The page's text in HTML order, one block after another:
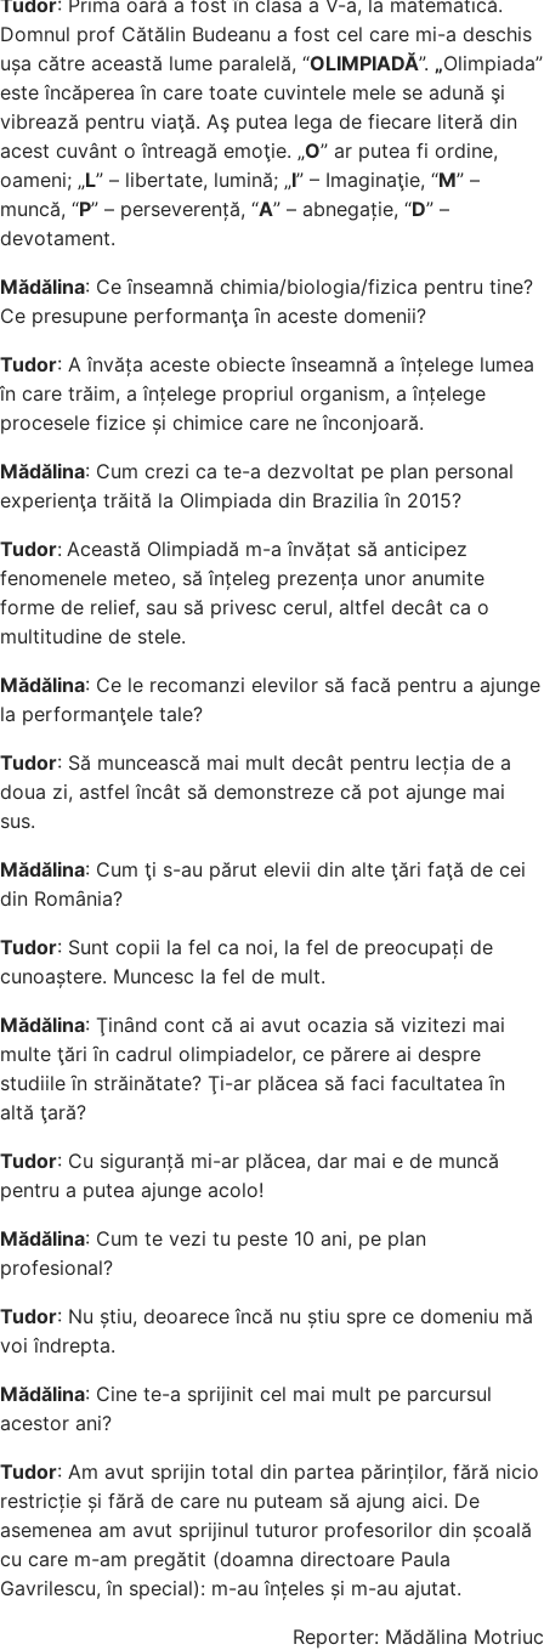
Domnul prof Cătălin Budeanu a fost cel care mi-a deschis
ușa către această lume paralelă, “OLIMPIADĂ”. „Olimpiada”
este încăperea în care toate cuvintele mele se adună şi
vibrează pentru viaţă. Aş putea lega de fiecare literă din
acest cuvânt o întreagă emoţie. „O” ar putea fi ordine,
oameni; „L” – libertate, lumină; „I” – Imaginaţie, “M” –
muncă, “P” – perseverență, “A” – abnegație, “D” –
devotament.
Mădălina: Ce ȋnseamnă chimia/biologia/fizica pentru tine?
Ce presupune performanţa ȋn aceste domenii?
Tudor: A învăța aceste obiecte înseamnă a înțelege lumea
în care trăim, a înțelege propriul organism, a înțelege
procesele fizice și chimice care ne înconjoară.
Mădălina: Cum crezi ca te-a dezvoltat pe plan personal
experienţa trăită la Olimpiada din Brazilia în 2015?
Tudor: Această Olimpiadă m-a învățat să anticipez
fenomenele meteo, să înțeleg prezența unor anumite
forme de relief, sau să privesc cerul, altfel decât ca o
multitudine de stele.
Mădălina: Ce le recomanzi elevilor să facă pentru a ajunge
la performanţele tale?
Tudor: Să muncească mai mult decât pentru lecția de a
doua zi, astfel încât să demonstreze că pot ajunge mai
sus.
Mădălina: Cum ţi s-au părut elevii din alte ţări faţă de cei
din Romȃnia?
Tudor: Sunt copii la fel ca noi, la fel de preocupați de
cunoaștere. Muncesc la fel de mult.
Mădălina: Ţinȃnd cont că ai avut ocazia să vizitezi mai
multe ţări ȋn cadrul olimpiadelor, ce părere ai despre
studiile ȋn străinătate? Ţi-ar plăcea să faci facultatea ȋn
altă ţară?
Tudor: Cu siguranță mi-ar plăcea, dar mai e de muncă
pentru a putea ajunge acolo!
Mădălina: Cum te vezi tu peste 10 ani, pe plan
profesional?
Tudor: Nu știu, deoarece încă nu știu spre ce domeniu mă
voi îndrepta.
Mădălina: Cine te-a sprijinit cel mai mult pe parcursul
acestor ani?
Tudor: Am avut sprijin total din partea părinților, fără nicio
restricție și fără de care nu puteam să ajung aici. De
asemenea am avut sprijinul tuturor profesorilor din școală
cu care m-am pregătit (doamna directoare Paula
Gavrilescu, în special): m-au înțeles și m-au ajutat.
Reporter: Mădălina Motriuc